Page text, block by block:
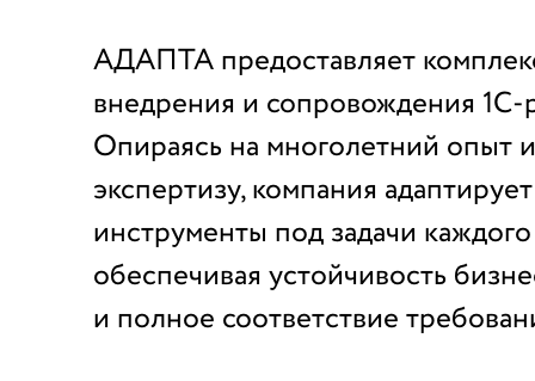
АДАПТА предоставляет
внедрения и сопровождения
Опираясь на многолетний опыт
экспертизу, компания
инструменты под задачи
обеспечивая устойчивость
и полное соответствие